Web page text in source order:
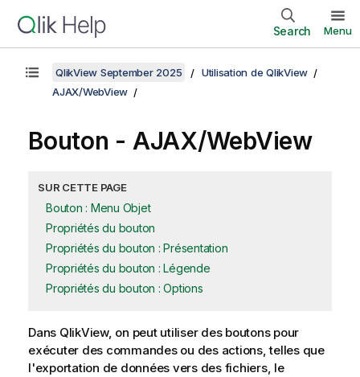
Search Menu
QlikView September 2025
Utilisation de QlikView
AJAX/WebView
Bouton - AJAX/WebView
SUR CETTE PAGE
Bouton : Menu Objet
Propriétés du bouton
Propriétés du bouton : Présentation
Propriétés du bouton : Légende
Propriétés du bouton : Options
Dans QlikView, on peut utiliser des boutons pour
exécuter des commandes ou des actions, telles que
l'exportation de données vers des fichiers, le